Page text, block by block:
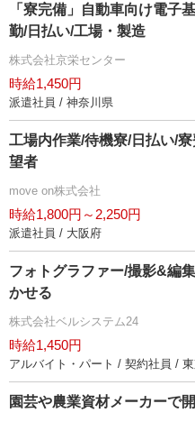
「寮完備」自動車向け電子
勤/日払い/工場・製造
株式会社京栄センター
時給1,450円
派遣社員 / 神奈川県
工場内作業/待機寮/日払い/
望者
move on株式会社
時給1,800円～2,250円
派遣社員 / 大阪府
フォトグラファー/撮影&編
かせる
株式会社ベルシステム24
時給1,450円
アルバイト・パート / 契約社員 /
園芸や農業資材メーカーで